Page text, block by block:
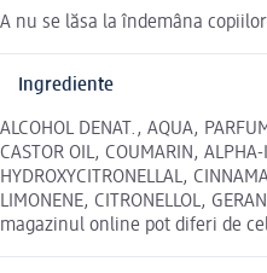
A nu se lăsa la îndemâna
Ingrediente
ALCOHOL DENAT., AQUA,
CASTOR OIL, COUMARIN,
HYDROXYCITRONELLAL,
LIMONENE, CITRONELLOL,
magazinul online pot diferi de